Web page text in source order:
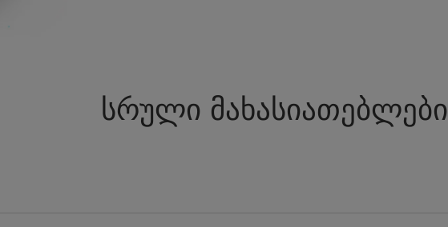
სრული მახასიათებლები